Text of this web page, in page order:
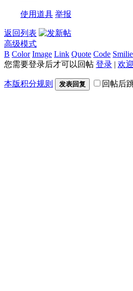
使用道具 举报
返回列表
高级模式
B Color Image Link Quote Code
您需要登录后才可以回帖 登录 | 欢
本版积分规则 发表回复 回帖后